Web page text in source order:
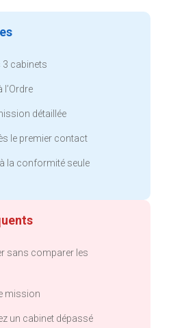
cabinets
l’Ordre
détaillée
le premier contact
la conformité seule
sans comparer les
mission
un cabinet dépassé